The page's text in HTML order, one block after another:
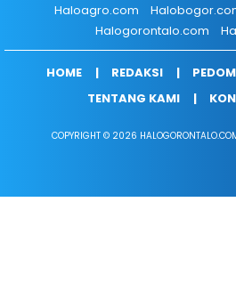
Haloagro.com
Halogorontalo.com
HOME REDAKSI
TENTANG KAMI
COPYRIGHT © 2026